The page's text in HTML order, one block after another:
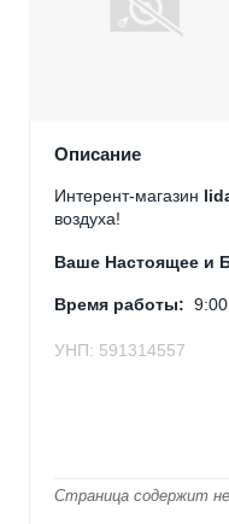
Описание
Интерент-магазин
воздуха!
Ваше Настоящее и
Время работы:
УНП: 591314557
Страница содержит